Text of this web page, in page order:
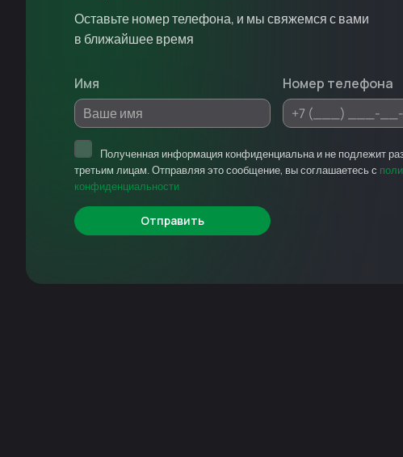
Оставьте номер телефона, и мы свяжемся с вами
в ближайшее время
Имя Номер телефона
Отправить
Полученная информация конфиденциальна и не подлежит
третьим лицам. Отправляя это сообщение, вы соглашаетесь с
конфиденциальности